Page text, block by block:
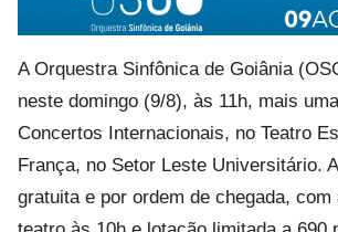
A Orquestra Sinfônica de Goiânia
neste domingo (9/8), às 11h, mais
Concertos Internacionais, no Teatro
França, no Setor Leste Universitário.
gratuita e por ordem de chegada, com